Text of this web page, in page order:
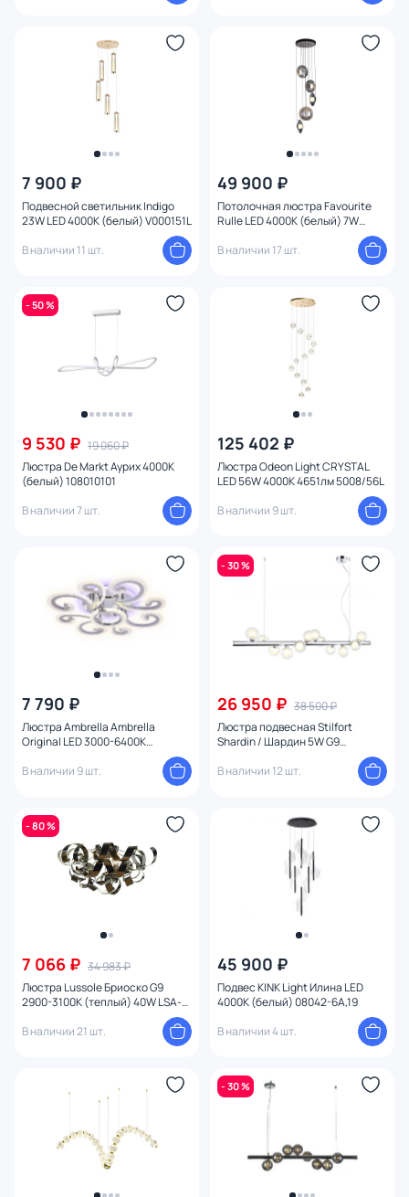
7 900 ₽
Подвесной светильник Indigo
23W LED 4000К (белый) V000151L
В наличии 11 шт.
49 900 ₽
Потолочная люстра Favourite
Rulle LED 4000К (белый) 7W
В наличии 17 шт.
- 50 %
9 530 ₽ 19 060 ₽
Люстра De Markt Аурих 4000К
(белый) 108010101
В наличии 7 шт.
125 402 ₽
Люстра Odeon Light CRYSTAL
LED 56W 4000K 4651лм 5008/56L
В наличии 9 шт.
7 790 ₽
Люстра Ambrella Ambrella
Original LED 3000-6400К
(теплый,белый,холодный) 112W
FA5146
В наличии 9 шт.
- 30 %
26 950 ₽ 38 500 ₽
Люстра подвесная Stilfort
Shardin / Шардин 5W G9
В наличии 12 шт.
- 80 %
7 066 ₽ 34 983 ₽
Люстра Lussole Бриоско G9
2900-3100К (теплый) 40W LSA-
В наличии 21 шт.
45 900 ₽
Подвес KINK Light Илина LED
4000К (белый) 08042-6A,19
В наличии 4 шт.
- 30 %